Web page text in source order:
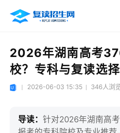
2026年湖南高考
校？专科与复读选
2026-06-03 15:35 346人浏
导读：针对2026年湖南高